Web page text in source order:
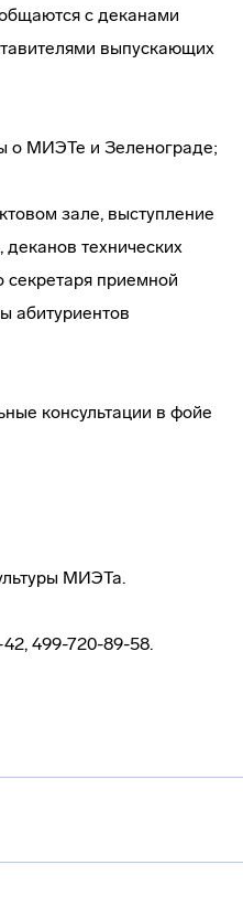
с деканами
выпускающих
о МИЭТе и Зеленограде;
зале, выступление
технических
секретаря приемной
абитуриентов
консультации в фойе
МИЭТа.
499-720-89-58.